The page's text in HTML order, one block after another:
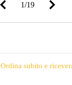
1/19
Ordina subito e